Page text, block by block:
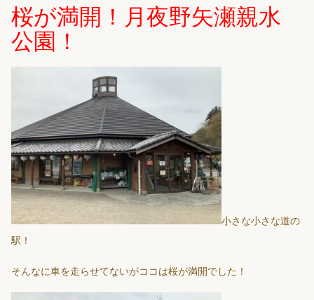
桜が満開！月夜野矢瀬親水
公園！
小さな小さな道の
駅！
そんなに車を走らせてないがココは桜が満開でした！